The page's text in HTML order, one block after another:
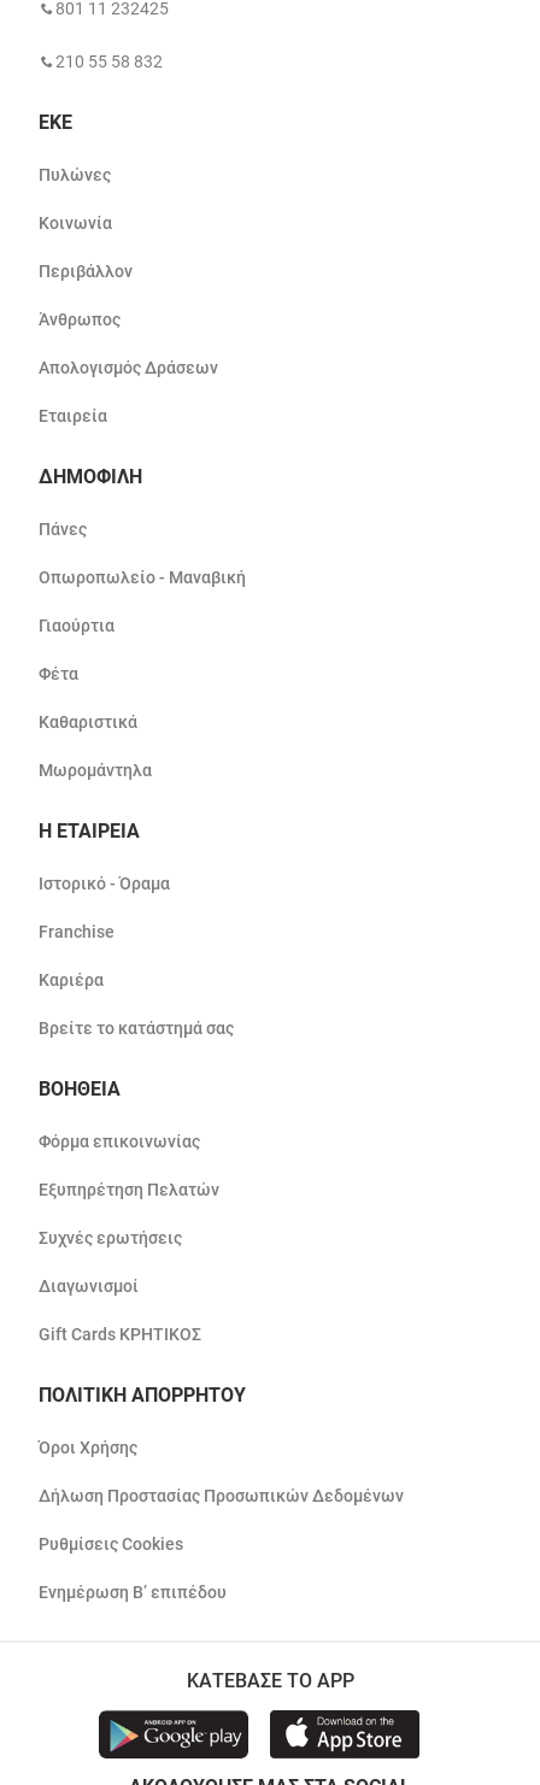
801 11 232425
210 55 58 832
ΕΚΕ
Πυλώνες
Κοινωνία
Περιβάλλον
Άνθρωπος
Απολογισμός Δράσεων
Εταιρεία
ΔΗΜΟΦΙΛΗ
Πάνες
Οπωροπωλείο - Μαναβική
Γιαούρτια
Φέτα
Καθαριστικά
Μωρομάντηλα
Η ΕΤΑΙΡΕΙΑ
Ιστορικό - Όραμα
Franchise
Καριέρα
Βρείτε το κατάστημά σας
ΒΟΗΘΕΙΑ
Φόρμα επικοινωνίας
Εξυπηρέτηση Πελατών
Συχνές ερωτήσεις
Διαγωνισμοί
Gift Cards ΚΡΗΤΙΚΟΣ
ΠΟΛΙΤΙΚΗ ΑΠΟΡΡΗΤΟΥ
Όροι Χρήσης
Δήλωση Προστασίας Προσωπικών Δεδομένων
Ρυθμίσεις Cookies
Ενημέρωση Β’ επιπέδου
ΚΑΤΕΒΑΣΕ ΤΟ APP